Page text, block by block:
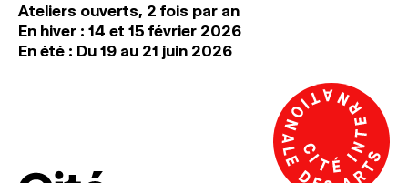
Ateliers ouverts, 2 fois par an
En hiver : 14 et 15 février 2026
En été : Du 19 au 21 juin 2026